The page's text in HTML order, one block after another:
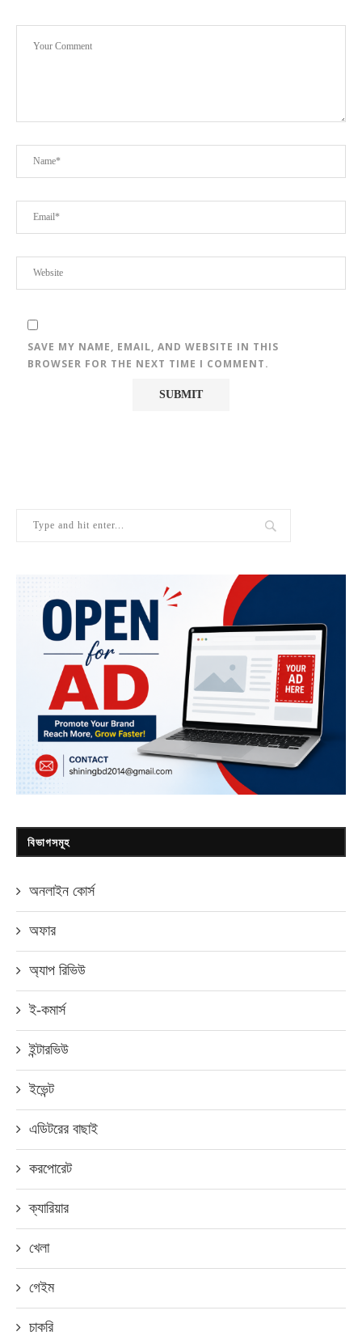
SAVE MY NAME, EMAIL, AND WEBSITE IN THIS
BROWSER FOR THE NEXT TIME I COMMENT.
বিভাগসমূহ
অনলাইন কোর্স
অফার
অ্যাপ রিভিউ
ই-কমার্স
ইন্টারভিউ
ইভেন্ট
এডিটরের বাছাই
করপোরেট
ক্যারিয়ার
খেলা
গেইম
চাকরি